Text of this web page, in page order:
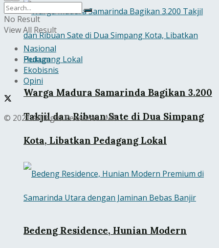
Warga Madura Samarinda Bagikan 3.200
Takjil dan Ribuan Sate di Dua Simpang
Kota, Libatkan Pedagang Lokal
Bedeng Residence, Hunian Modern
No Result
View All Result
Nasional
Hukum
Ekobisnis
Opini
© 2021 All Right Reserved - MR